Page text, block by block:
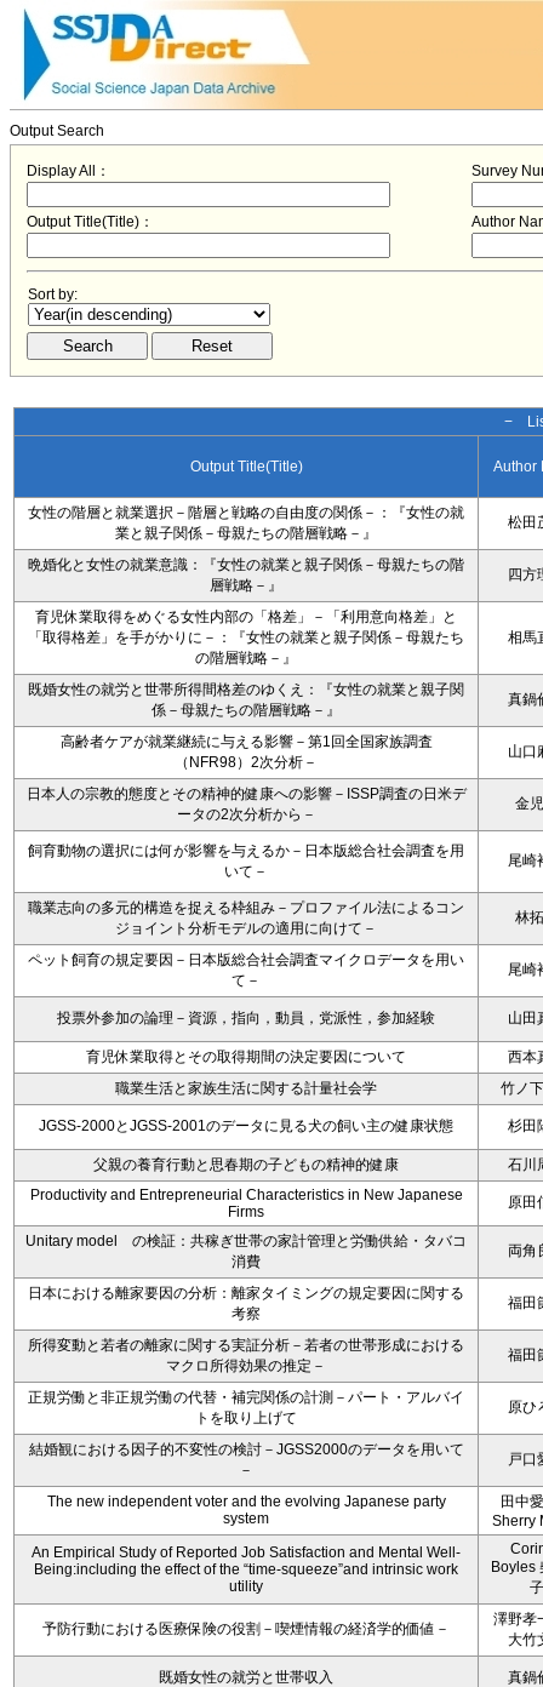
Output Search
Display All： Survey
Output Title(Title)： Author
Sort by:
−
Output Title(Title) Author
女性の階層と就業選択－階層と戦略の自由度の関係－：『女性の就
業と親子関係－母親たちの階層戦略－』
松田
晩婚化と女性の就業意識：『女性の就業と親子関係－母親たちの階
層戦略－』
四方
育児休業取得をめぐる女性内部の「格差」－「利用意向格差」と
「取得格差」を手がかりに－：『女性の就業と親子関係－母親たち
の階層戦略－』
相馬
既婚女性の就労と世帯所得間格差のゆくえ：『女性の就業と親子関
係－母親たちの階層戦略－』
真鍋
高齢者ケアが就業継続に与える影響－第1回全国家族調査
（NFR98）2次分析－
山口
日本人の宗教的態度とその精神的健康への影響－ISSP調査の日米デ
ータの2次分析から－
金
飼育動物の選択には何が影響を与えるか－日本版総合社会調査を用
いて－
尾崎
職業志向の多元的構造を捉える枠組み－プロファイル法によるコン
ジョイント分析モデルの適用に向けて－
林
ペット飼育の規定要因－日本版総合社会調査マイクロデータを用い
て－
尾崎
投票外参加の論理－資源，指向，動員，党派性，参加経験 山田
育児休業取得とその取得期間の決定要因について
西本
職業生活と家族生活に関する計量社会学
竹ノ
JGSS-2000とJGSS-2001のデータに見る犬の飼い主の健康状態 杉田
父親の養育行動と思春期の子どもの精神的健康
石川
Productivity and Entrepreneurial Characteristics in New Japanese
Firms
原田
Unitary model の検証：共稼ぎ世帯の家計管理と労働供給・タバコ
消費
両角
日本における離家要因の分析：離家タイミングの規定要因に関する
考察
福田
所得変動と若者の離家に関する実証分析－若者の世帯形成における
マクロ所得効果の推定－
福田
正規労働と非正規労働の代替・補完関係の計測－パート・アルバイ
トを取り上げて
原ひ
結婚観における因子的不変性の検討－JGSS2000のデータを用いて
－
戸口
The new independent voter and the evolving Japanese party
system
田中
Sherry
An Empirical Study of Reported Job Satisfaction and Mental Well-
Being:including the effect of the “time-squeeze”and intrinsic work
utility
Boyles
子
予防行動における医療保険の役割－喫煙情報の経済学的価値－
澤野孝
大竹
既婚女性の就労と世帯収入 真鍋